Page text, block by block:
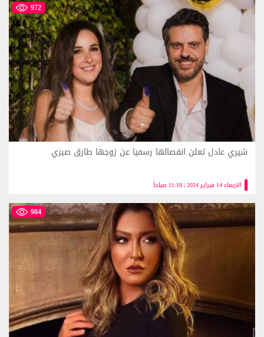
972
الاربعاء 14 فبراير 2024 | 11:18 صباحاً
شيري عادل تعلن انفصالها رسميا عن زوجها طارق صبري
984